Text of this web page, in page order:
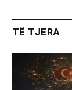
TË TJERA